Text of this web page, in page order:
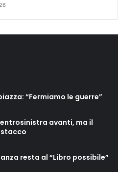
“Fermiamo le guerre”
avanti, ma il
resta al “Libro possibile”